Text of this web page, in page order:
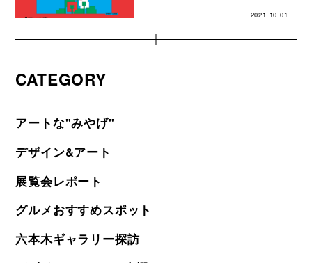
2021.10.01
CATEGORY
アートな"みやげ"
デザイン&アート
展覧会レポート
グルメおすすめスポット
六本木ギャラリー探訪